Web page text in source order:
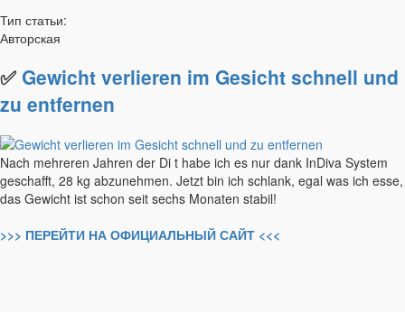
Тип статьи:
Авторская
✅ Gewicht verlieren im Gesicht schnell und
zu entfernen
Nach mehreren Jahren der Di t habe ich es nur dank InDiva System
geschafft, 28 kg abzunehmen. Jetzt bin ich schlank, egal was ich esse,
das Gewicht ist schon seit sechs Monaten stabil!
>>> ПЕРЕЙТИ НА ОФИЦИАЛЬНЫЙ САЙТ <<<